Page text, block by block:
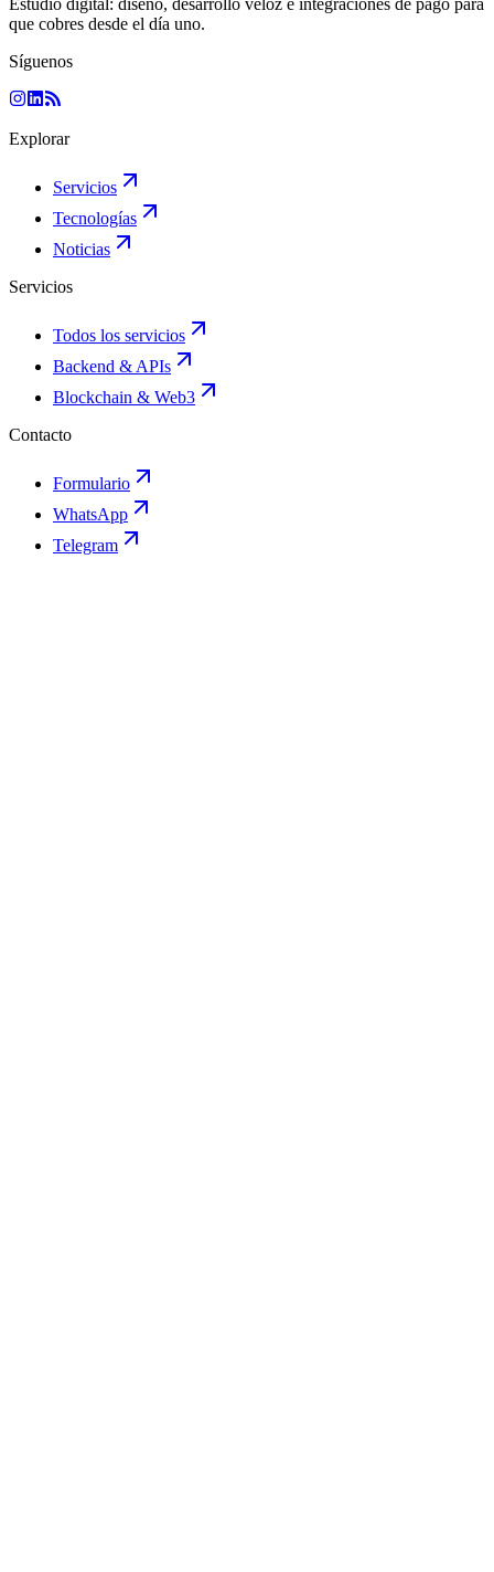
Estudio digital: diseño, desarrollo veloz e integraciones de pago para
que cobres desde el día uno.
Síguenos
Explorar
Servicios
Tecnologías
Noticias
Servicios
Todos los servicios
Backend & APIs
Blockchain & Web3
Contacto
Formulario
WhatsApp
Telegram